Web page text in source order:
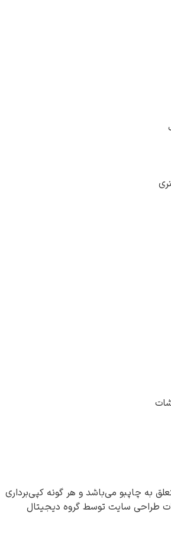
چاپبو می‌باشد و هر گونه کپی‌برداری
طراحی سایت توسط گروه دیجیتال